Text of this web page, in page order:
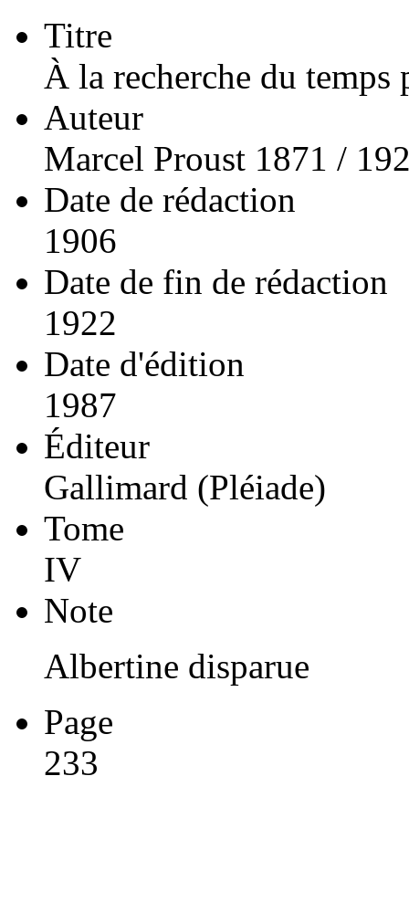
Titre
À la recherche du temps
Auteur
Marcel Proust 1871 /
Date de rédaction
1906
Date de fin de rédaction
1922
Date d'édition
1987
Éditeur
Gallimard (Pléiade)
Tome
IV
Note
Albertine disparue
Page
233